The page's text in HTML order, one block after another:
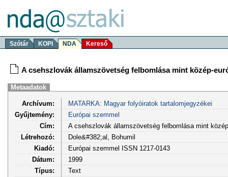
Szótár KOPI NDA Kereső
A csehszlovák államszövetség felbomlása mint közép-
Metaadatok
Archívum:
MATARKA: Magyar folyóiratok tartalomjegyzékei
Gyűjtemény:
Európai szemmel
Cím:
A csehszlovák államszövetség felbomlása mint
Létrehozó:
Dole&#382;al, Bohumil
Kiadó:
Európai szemmel ISSN 1217-0143
Dátum:
1999
Típus:
Text